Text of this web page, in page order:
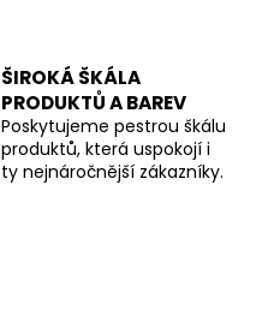
ŠIROKÁ ŠKÁLA
PRODUKTŮ A BAREV
Poskytujeme pestrou škálu
produktů, která uspokojí i
ty nejnáročnější zákazníky.